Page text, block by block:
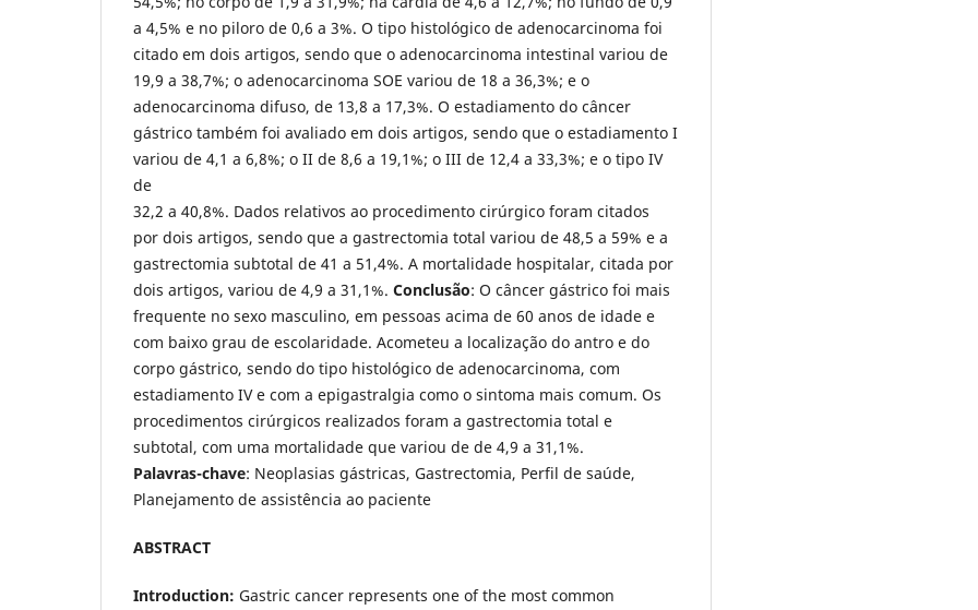
a 4,5% e no piloro de 0,6 a 3%. O tipo histológico de adenocarcinoma foi
citado em dois artigos, sendo que o adenocarcinoma intestinal variou de
19,9 a 38,7%; o adenocarcinoma SOE variou de 18 a 36,3%; e o
adenocarcinoma difuso, de 13,8 a 17,3%. O estadiamento do câncer
gástrico também foi avaliado em dois artigos, sendo que o estadiamento I
variou de 4,1 a 6,8%; o II de 8,6 a 19,1%; o III de 12,4 a 33,3%; e o tipo IV
de
32,2 a 40,8%. Dados relativos ao procedimento cirúrgico foram citados
por dois artigos, sendo que a gastrectomia total variou de 48,5 a 59% e a
gastrectomia subtotal de 41 a 51,4%. A mortalidade hospitalar, citada por
dois artigos, variou de 4,9 a 31,1%. Conclusão: O câncer gástrico foi mais
frequente no sexo masculino, em pessoas acima de 60 anos de idade e
com baixo grau de escolaridade. Acometeu a localização do antro e do
corpo gástrico, sendo do tipo histológico de adenocarcinoma, com
estadiamento IV e com a epigastralgia como o sintoma mais comum. Os
procedimentos cirúrgicos realizados foram a gastrectomia total e
subtotal, com uma mortalidade que variou de de 4,9 a 31,1%.
Palavras-chave: Neoplasias gástricas, Gastrectomia, Perfil de saúde,
Planejamento de assistência ao paciente
ABSTRACT
Introduction: Gastric cancer represents one of the most common